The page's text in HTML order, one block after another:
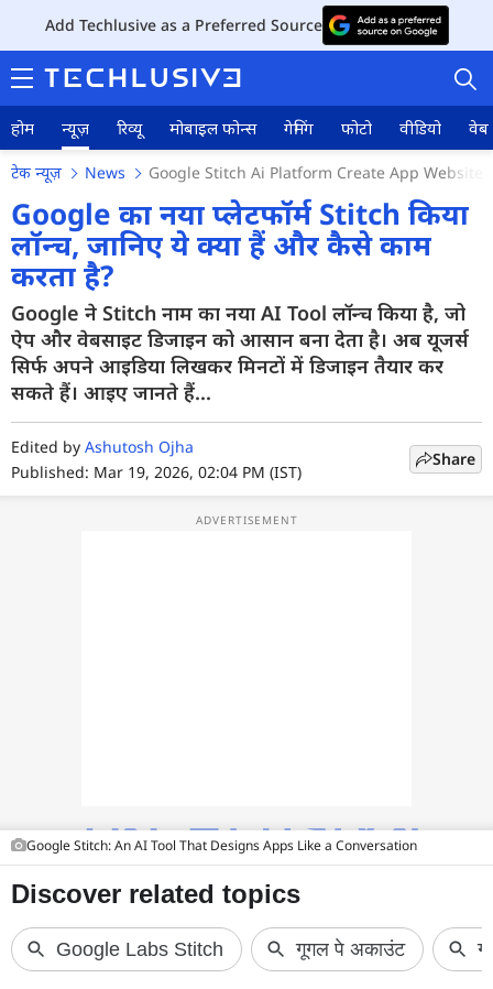
Add Techlusive as a Preferred Source
होम न्यूज़ रिव्यू मोबाइल फोन्स गेमिंग फोटो वीडियो वेब
होम
न्यूज़
रिव्यू
मोबाइल फोन्स
गेमिंग
टेक न्यूज़ News Google Stitch Ai Platform Create App
Google का नया प्लेटफॉर्म Stitch किया
लॉन्च, जानिए ये क्या हैं और कैसे काम
करता है?
Google ने Stitch नाम का नया AI Tool लॉन्च किया है, जो
ऐप और वेबसाइट डिजाइन को आसान बना देता है। अब यूजर्स
सिर्फ अपने आइडिया लिखकर मिनटों में डिजाइन तैयार कर
सकते हैं। आइए जानते हैं...
Edited by Ashutosh Ojha
Published: Mar 19, 2026, 02:04 PM (IST)
Share
Google Stitch: An AI Tool That Designs Apps Like a Conversation